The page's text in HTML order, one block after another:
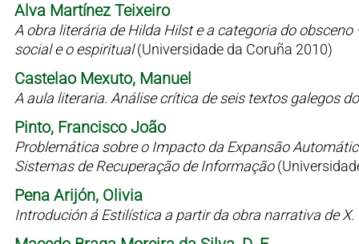
Alva Martínez Teixeiro
A obra literária de Hilda Hilst e a categoria do
social e o espiritual(Universidade da Coruña 2010)
Castelao Mexuto, Manuel
A aula literaria. Análise crítica de seis textos galegos
Pinto, Francisco João
Problemática sobre o Impacto da Expansão
Sistemas de Recuperação de Informação
Pena Arijón, Olivia
Introdución á Estilística a partir da obra narrativa de X.